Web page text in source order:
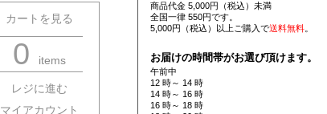
カートを見る
0 items
レジに進む
マイアカウント
商品代金 5,000円（税込）未満
全国一律 550円です。
5,000円（税込）以上ご購入で送料無料。
お届けの時間帯がお選び頂けます。
午前中
12 時～ 14 時
14 時～ 16 時
16 時～ 18 時